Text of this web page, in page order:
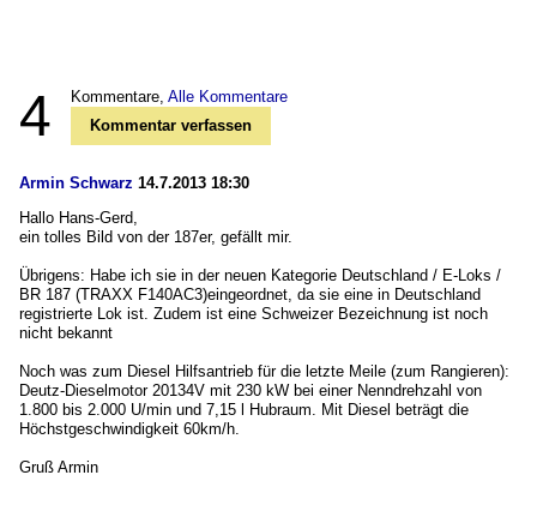
4 Kommentare, Alle Kommentare
Kommentar verfassen
Armin Schwarz 14.7.2013 18:30
Hallo Hans-Gerd,
ein tolles Bild von der 187er, gefällt mir.
Übrigens: Habe ich sie in der neuen Kategorie Deutschland / E-Loks /
BR 187 (TRAXX F140AC3)eingeordnet, da sie eine in Deutschland
registrierte Lok ist. Zudem ist eine Schweizer Bezeichnung ist noch
nicht bekannt
Noch was zum Diesel Hilfsantrieb für die letzte Meile (zum Rangieren):
Deutz-Dieselmotor 20134V mit 230 kW bei einer Nenndrehzahl von
1.800 bis 2.000 U/min und 7,15 l Hubraum. Mit Diesel beträgt die
Höchstgeschwindigkeit 60km/h.
Gruß Armin